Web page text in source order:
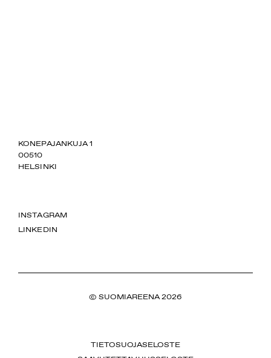
SUOMIAREENA
KONEPAJANKUJA 1
00510
HELSINKI
INSTAGRAM
LINKEDIN
© SUOMIAREENA 2026
TIETOSUOJASELOSTE